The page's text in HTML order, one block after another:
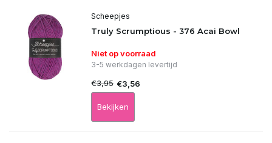
Scheepjes
Truly Scrumptious - 376 Acai Bowl
Niet op voorraad
3-5 werkdagen levertijd
€3,95 €3,56
Bekijken